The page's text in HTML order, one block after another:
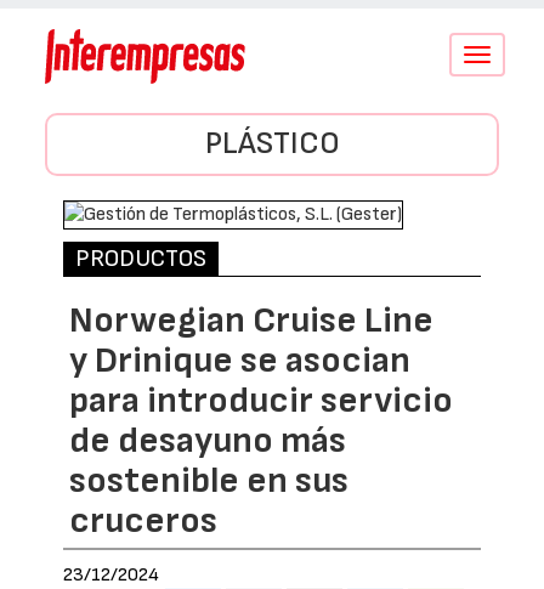
Conmutar
PLÁSTICO
PRODUCTOS
Norwegian Cruise Line
y Drinique se asocian
para introducir servicio
de desayuno más
sostenible en sus
cruceros
23/12/2024